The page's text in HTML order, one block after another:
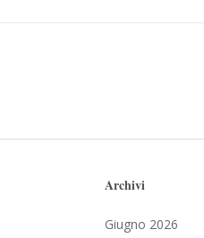
Archivi
Giugno 2026